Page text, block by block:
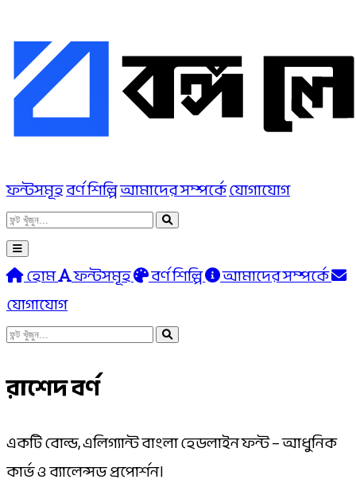
ফন্টসমূহবর্ণ শিল্পিআমাদের সম্পর্কেযোগাযোগ
হোম ফন্টসমূহ বর্ণ শিল্পি
আমাদের সম্পর্কে
যোগাযোগ
রাশেদ বর্ণ
একটি বোল্ড, এলিগ্যান্ট বাংলা হেডলাইন ফন্ট – আধুনিক
কার্ভ ও ব্যালেন্সড প্রপোর্শন।